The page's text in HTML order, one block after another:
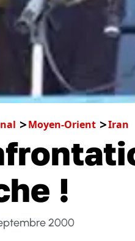
Moyen-Orient Iran
!
2000